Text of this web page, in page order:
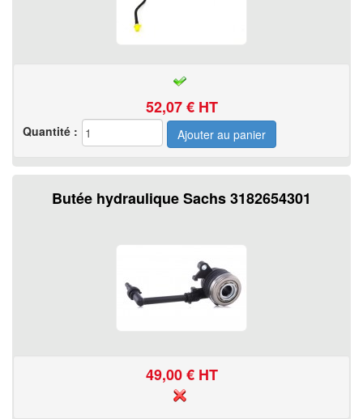
52,07€ HT
Quantité :
Butée hydraulique Sachs 3182654301
49,00€ HT